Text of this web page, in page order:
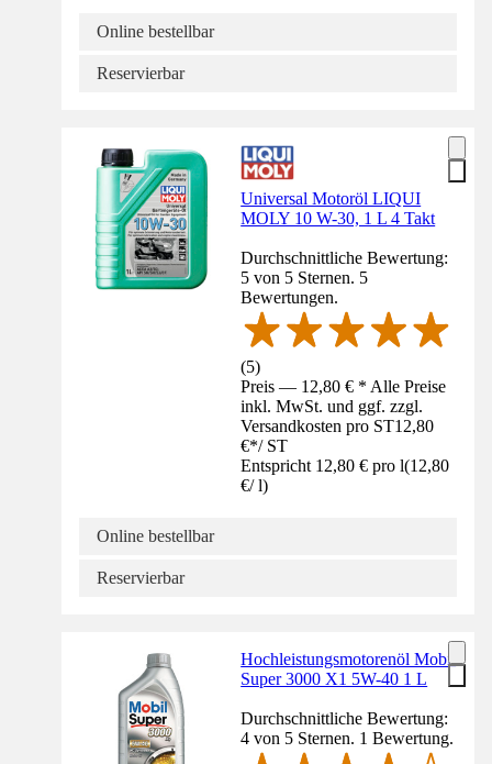
Online bestellbar
Reservierbar
Universal Motoröl LIQUI
MOLY 10 W-30, 1 L 4 Takt
Durchschnittliche Bewertung:
5 von 5 Sternen. 5
Bewertungen.
(5)
Preis — 12,80 € * Alle Preise
inkl. MwSt. und ggf. zzgl.
Versandkosten pro ST12,80
€*/ ST
Entspricht 12,80 € pro l(12,80
€/ l)
Online bestellbar
Reservierbar
Hochleistungsmotorenöl Mobil
Super 3000 X1 5W-40 1 L
Durchschnittliche Bewertung:
4 von 5 Sternen. 1 Bewertung.